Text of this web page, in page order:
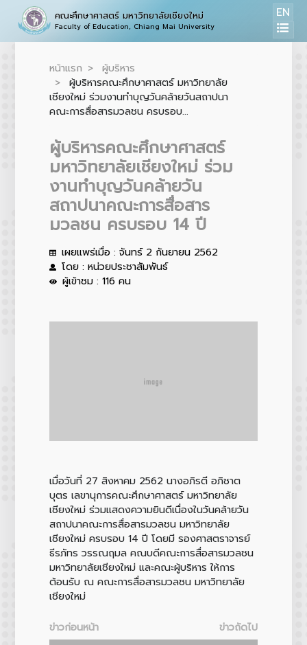
คณะศึกษาศาสตร์ มหาวิทยาลัยเชียงใหม่
Faculty of Education, Chiang Mai University
EN
หน้าแรก
ผู้บริหาร
ผู้บริหารคณะศึกษาศาสตร์ มหาวิทยาลัย
เชียงใหม่ ร่วมงานทำบุญวันคล้ายวันสถาปนา
คณะการสื่อสารมวลชน ครบรอบ...
ผู้บริหารคณะศึกษาศาสตร์
มหาวิทยาลัยเชียงใหม่ ร่วม
งานทำบุญวันคล้ายวัน
สถาปนาคณะการสื่อสาร
มวลชน ครบรอบ 14 ปี
เผยแพร่เมื่อ : จันทร์ 2 กันยายน 2562
โดย : หน่วยประชาสัมพันธ์
ผู้เข้าชม : 116 คน
เมื่อวันที่ 27 สิงหาคม 2562 นางอภิรตี อภิชาต
บุตร เลขานุการคณะศึกษาศาสตร์ มหาวิทยาลัย
เชียงใหม่ ร่วมแสดงความยินดีเนื่องในวันคล้ายวัน
สถาปนาคณะการสื่อสารมวลชน มหาวิทยาลัย
เชียงใหม่ ครบรอบ 14 ปี โดยมี รองศาสตราจารย์
ธีรภัทร วรรณฤมล คณบดีคณะการสื่อสารมวลชน
มหาวิทยาลัยเชียงใหม่ และคณะผู้บริหาร ให้การ
ต้อนรับ ณ คณะการสื่อสารมวลชน มหาวิทยาลัย
เชียงใหม่
ข่าวก่อนหน้า
ข่าวถัดไป